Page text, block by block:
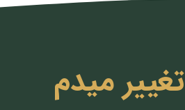
تغییر میدم